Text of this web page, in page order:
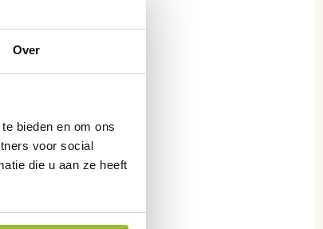
Over
bieden en om ons
voor social
die u aan ze heeft